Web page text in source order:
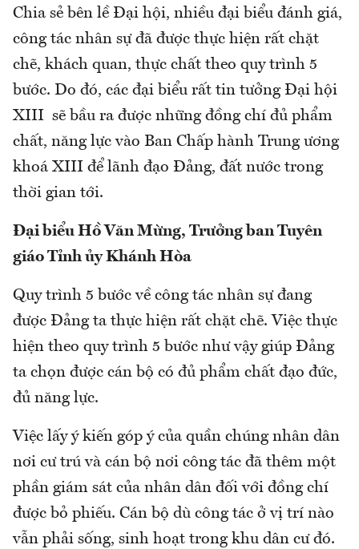
Chia sẻ bên lề Đại hội, nhiều đại biểu đánh giá,
công tác nhân sự đã được thực hiện rất chặt
chẽ, khách quan, thực chất theo quy trình 5
bước. Do đó, các đại biểu rất tin tưởng Đại hội
XIII sẽ bầu ra được những đồng chí đủ phẩm
chất, năng lực vào Ban Chấp hành Trung ương
khoá XIII để lãnh đạo Đảng, đất nước trong
thời gian tới.
Đạibiểu Hồ Văn Mừng, Trưởng ban Tuyên
giáo Tỉnh ủy Khánh Hòa
Quy trình 5 bước về công tác nhân sự đang
được Đảng ta thực hiện rất chặt chẽ. Việc thực
hiện theo quy trình 5 bước như vậy giúp Đảng
ta chọn được cán bộ có đủ phẩm chất đạo đức,
đủ năng lực.
Việc lấy ý kiến góp ý của quần chúng nhân dân
nơi cư trú và cán bộ nơi công tác đã thêm một
phần giám sát của nhân dân đối với đồng chí
được bỏ phiếu. Cán bộ dù công tác ở vị trí nào
vẫn phải sống, sinh hoạt trong khu dân cư đó.